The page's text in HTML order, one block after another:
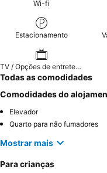
Wi-fi
Estacionamento
TV / Opções de entretenimento
Todas as comodidades
Comodidades do
Elevador
Quarto para não fumadores
Mostrar mais
Para crianças